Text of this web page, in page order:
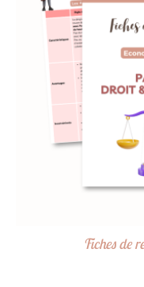
Fiches de